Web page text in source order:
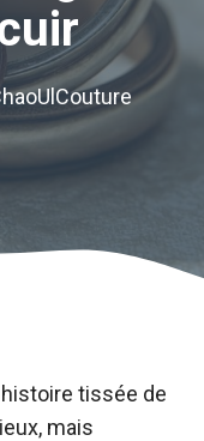
histoire tissée de
mais